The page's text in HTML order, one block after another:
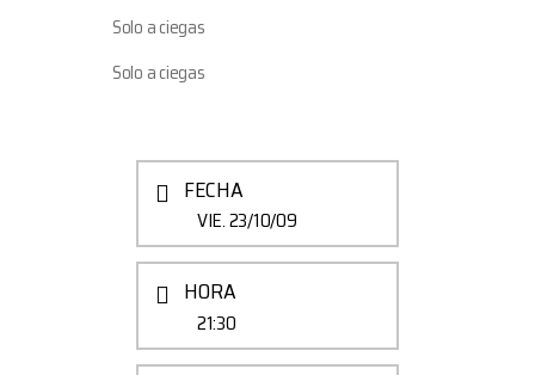
Solo a ciegas
Solo a ciegas
FECHA
VIE. 23/10/09
HORA
21:30